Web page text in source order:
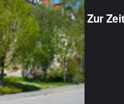
Zur